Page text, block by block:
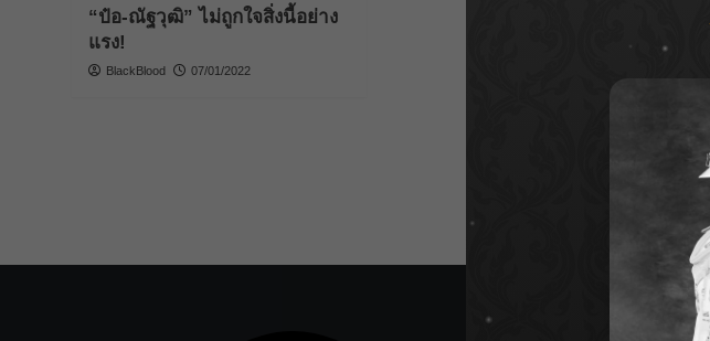
“ป๋อ-ณัฐวุฒิ” ไม่ถูกใจสิ่งนี้อย่าง
แรง!
BlackBlood 07/01/2022